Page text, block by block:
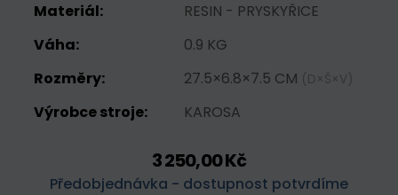
Materiál:
RESIN - PRYSKYŘICE
Váha:
0.9 KG
Rozměry:
27.5×6.8×7.5 CM (D×Š×V)
Výrobce stroje: KAROSA
3 250,00 Kč
Předobjednávka - dostupnost potvrdíme